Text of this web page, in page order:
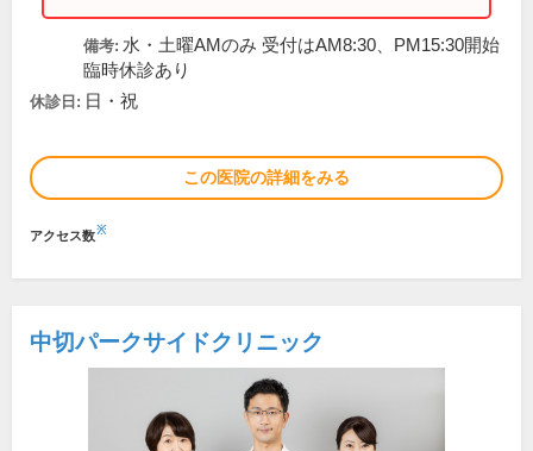
備考: 水・土曜AMのみ 受付はAM8:30、PM15:30開始
臨時休診あり
休診日: 日・祝
この医院の詳細をみる
アクセス数※
中切パークサイドクリニック